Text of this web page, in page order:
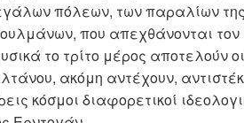
πόλεων, των παραλίων της
που απεχθάνονται τον
το τρίτο μέρος αποτελούν
ακόμη αντέχουν,
κόσμοι διαφορετικοί